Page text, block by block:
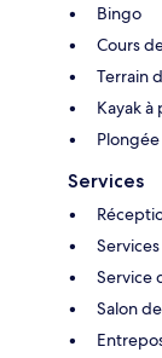
Bingo
Cours
Terrain
Kayak
Services
Service
Salon